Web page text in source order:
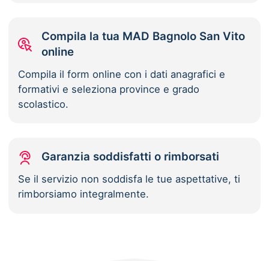
Compila la tua MAD Bagnolo San Vito
online
Compila il form online con i dati anagrafici e
formativi e seleziona province e grado
scolastico.
Garanzia soddisfatti o rimborsati
Se il servizio non soddisfa le tue aspettative, ti
rimborsiamo integralmente.